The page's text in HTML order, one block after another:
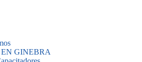
GINEBRA